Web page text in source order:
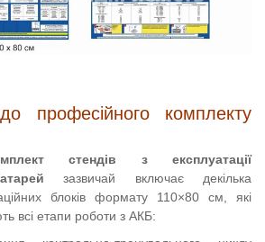
професійного комплекту
стендів з експлуатації
зазвичай включає декілька
блоків формату 110×80 см, які
всі етапи роботи з АКБ: